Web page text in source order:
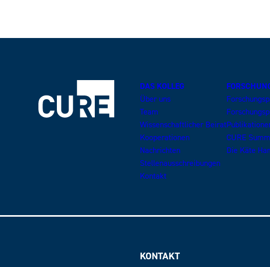
DAS KOLLEG
Über uns
Team
Wissenschaftlicher Beirat
Kooperationen
Nachrichten
Stellenausschreibungen
Kontakt
CURE
Die Käte
KONTAKT